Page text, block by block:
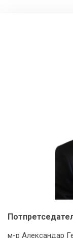
м-р Александар